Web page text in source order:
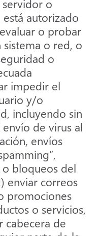
o
autorizado
o probar
o red, o
o
impedir el
y/o
incluyendo sin
de virus al
envíos
bloqueos del
enviar correos
promociones
o servicios,
cabecera de